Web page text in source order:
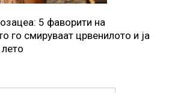
5 фаворити на
го смируваат црвенилото и ја